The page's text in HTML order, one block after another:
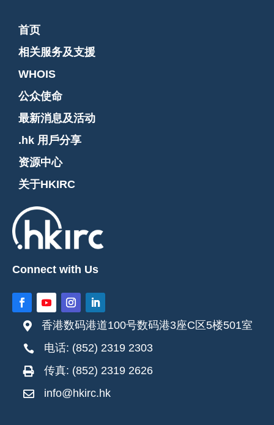
首页
相关服务及支援
WHOIS
公众使命
最新消息及活动
.hk 用戶分享
资源中心
关于HKIRC
Connect with Us
 香港数码港道100号数码港3座C区5楼501室
 电话: (852) 2319 2303
 传真: (852) 2319 2626
 info@hkirc.hk